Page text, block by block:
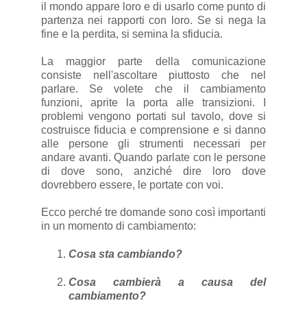
il mondo appare loro e di usarlo come punto di
partenza nei rapporti con loro. Se si nega la
fine e la perdita, si semina la sfiducia.
La maggior parte della comunicazione
consiste nell'ascoltare piuttosto che nel
parlare. Se volete che il cambiamento
funzioni, aprite la porta alle transizioni. I
problemi vengono portati sul tavolo, dove si
costruisce fiducia e comprensione e si danno
alle persone gli strumenti necessari per
andare avanti. Quando parlate con le persone
di dove sono, anziché dire loro dove
dovrebbero essere, le portate con voi.
Ecco perché tre domande sono così importanti
in un momento di cambiamento:
Cosa sta cambiando?
Cosa cambierà a causa del
cambiamento?